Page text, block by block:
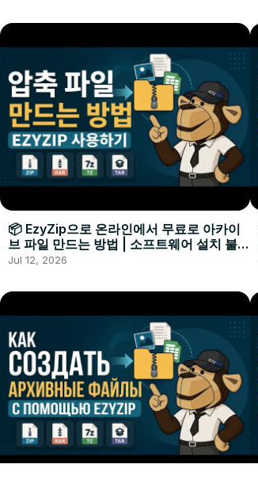
📦 EzyZip으로 온라인에서 무료로 아카이
브 파일 만드는 방법 | 소프트웨어 설치 불필
요
Jul 12, 2026